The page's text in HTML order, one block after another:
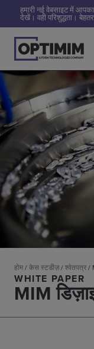
हमारी नई वेबसाइट में
देखें। वही परिशुद्धता।
होम/केस स्टडीज़/श्वेतपत्र/
WHITE PAPER
MIM